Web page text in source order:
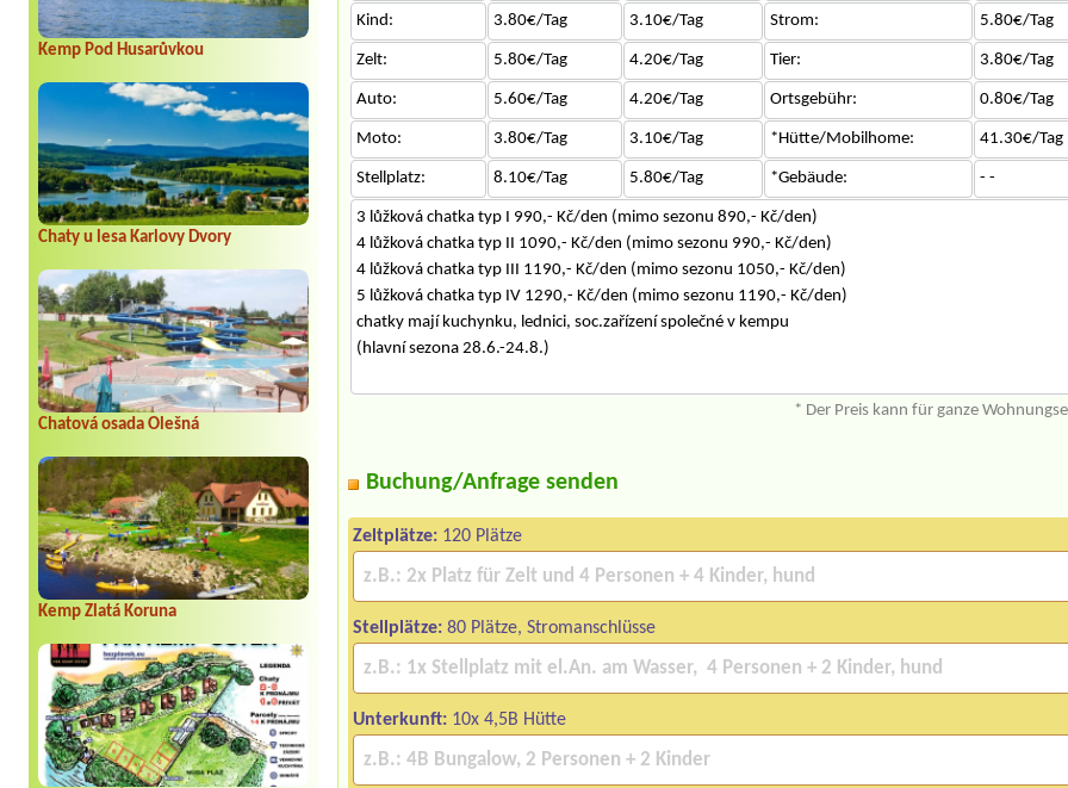
Kemp Pod Husarůvkou
Chaty u lesa Karlovy Dvory
Chatová osada Olešná
Kemp Zlatá Koruna
Kind: 3.80€/Tag 3.10€/Tag Strom: 5.80€/Tag
Zelt: 5.80€/Tag 4.20€/Tag Tier: 3.80€/Tag
Auto: 5.60€/Tag 4.20€/Tag Ortsgebühr: 0.80€/Tag
Moto: 3.80€/Tag 3.10€/Tag *Hütte/Mobilhome: 41.30€/Tag
Stellplatz: 8.10€/Tag 5.80€/Tag *Gebäude: - -
3 lůžková chatka typ I 990,- Kč/den (mimo sezonu 890,- Kč/den)
4 lůžková chatka typ II 1090,- Kč/den (mimo sezonu 990,- Kč/den)
4 lůžková chatka typ III 1190,- Kč/den (mimo sezonu 1050,- Kč/den)
5 lůžková chatka typ IV 1290,- Kč/den (mimo sezonu 1190,- Kč/den)
chatky mají kuchynku, lednici, soc.zařízení společné v kempu
(hlavní sezona 28.6.-24.8.)
* Der Preis kann für ganze
Buchung/Anfrage senden
Zeltplätze: 120 Plätze
Stellplätze: 80 Plätze, Stromanschlüsse
Unterkunft: 10x 4,5B Hütte